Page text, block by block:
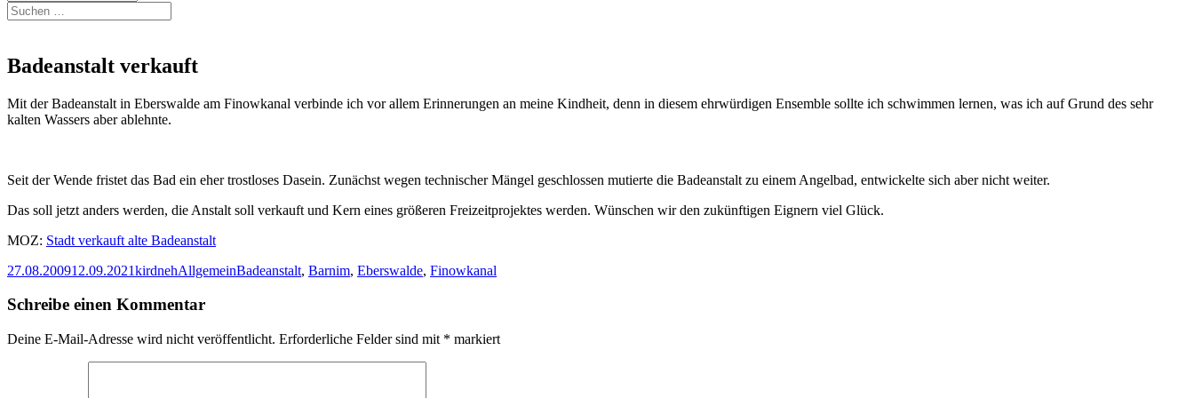
Suchen
nach:
Badeanstalt verkauft
Mit der Badeanstalt in Eberswalde am Finowkanal verbinde ich vor allem Erinnerungen an meine Kindheit, denn in diesem ehrwürdigen Ensemble sollte ich schwimmen lernen, was ich auf Grund des sehr
kalten Wassers aber ablehnte.
Seit der Wende fristet das Bad ein eher trostloses Dasein. Zunächst wegen technischer Mängel geschlossen mutierte die Badeanstalt zu einem Angelbad, entwickelte sich aber nicht weiter.
Das soll jetzt anders werden, die Anstalt soll verkauft und Kern eines größeren Freizeitprojektes werden. Wünschen wir den zukünftigen Eignern viel Glück.
MOZ: Stadt verkauft alte Badeanstalt
Veröffentlicht
27.08.200912.09.2021Autor
kirdnehKategorien
AllgemeinSchlagwörter
Badeanstalt, Barnim, Eberswalde, Finowkanal
Schreibe einen Kommentar
Deine E-Mail-Adresse wird nicht veröffentlicht. Erforderliche Felder sind mit * markiert